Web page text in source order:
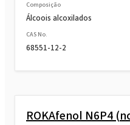
Composição
Álcoois alcoxilados
CAS No.
68551-12-2
ROKAfenol N6P4